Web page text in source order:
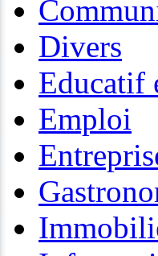
Divers
Educatif
Emploi